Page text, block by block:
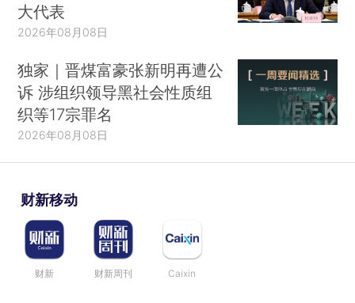
大代表
2026年08月08日
独家｜晋煤富豪张新明再遭公
诉 涉组织领导黑社会性质组
织等17宗罪名
2026年08月08日
财新移动
财新 财新周刊 Caixin